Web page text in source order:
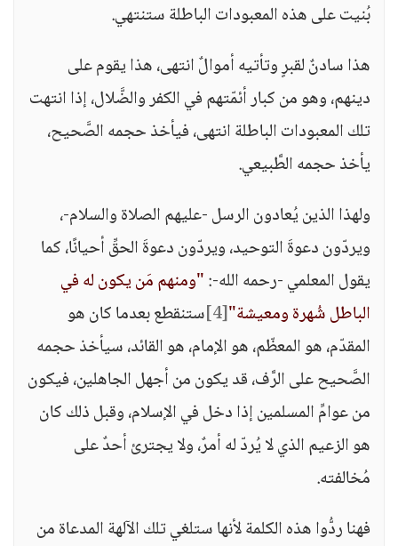
بُنيت على هذه المعبودات الباطلة ستنتهي.
هذا سادنٌ لقبرٍ وتأتيه أموالٌ انتهى، هذا يقوم على
دينهم، وهو من كبار أئمّتهم في الكفر والضَّلال، إذا انتهت
تلك المعبودات الباطلة انتهى، فيأخذ حجمه الصَّحيح،
يأخذ حجمه الطَّبيعي.
ولهذا الذين يُعادون الرسل -عليهم الصلاة والسلام-،
ويردّون دعوةَ التوحيد، ويردّون دعوةَ الحقِّ أحيانًا، كما
يقول المعلمي -رحمه الله-:"ومنهم مَن يكون له في
الباطل شُهرة ومعيشة"[4] ستنقطع بعدما كان هو
المقدّم، هو المعظّم، هو الإمام، هو القائد، سيأخذ حجمه
الصَّحيح على الرَّف، قد يكون من أجهل الجاهلين، فيكون
من عوامِّ المسلمين إذا دخل في الإسلام، وقبل ذلك كان
هو الزعيم الذي لا يُردّ له أمرٌ، ولا يجترئ أحدٌ على
مُخالفته.
فهنا ردُّوا هذه الكلمة لأنها ستلغي تلك الآلهة المدعاة من